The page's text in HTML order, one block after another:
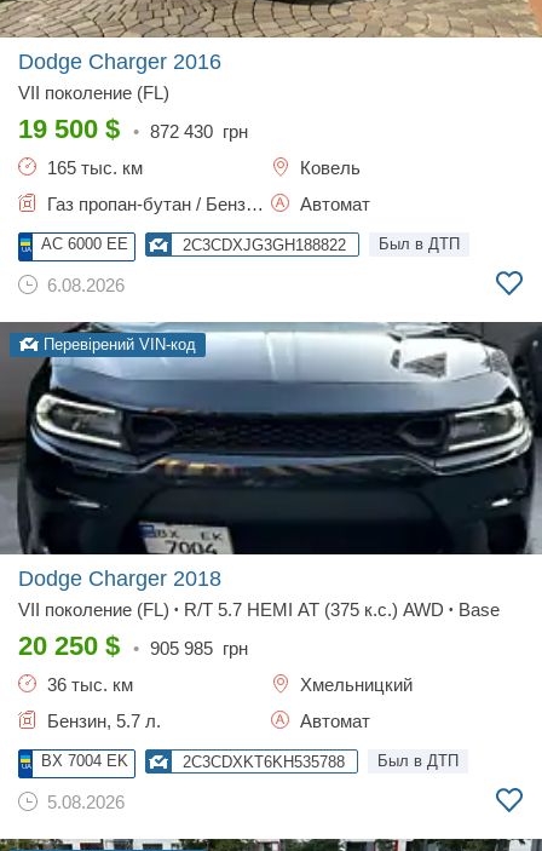
Dodge Charger 2016
VII поколение (FL)
19 500 $ • 872 430 грн
165 тыс. км
Ковель
Газ пропан-бутан / Бензин, 3.61 л.
Автомат
AC 6000 EE 2C3CDXJG3GH188822 Был в ДТП
6.08.2026
Перевірений VIN-код
Dodge Charger 2018
VII поколение (FL) • R/T 5.7 HEMI AT (375 к.с.) AWD • Base
20 250 $ • 905 985 грн
36 тыс. км
Хмельницкий
Бензин, 5.7 л.
Автомат
BX 7004 EK 2C3CDXKT6KH535788 Был в ДТП
5.08.2026